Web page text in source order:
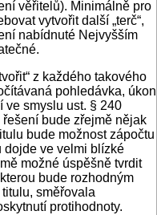
věřitelů). Minimálně pro
vytvořit další „terč“,
nabídnuté Nejvyšším
z každého takového
pohledávka, úkon
ve smyslu ust. § 240
bude zřejmě nějak
bude možnost zápočtu
dojde ve velmi blízké
možné úspěšně tvrdit
bude rozhodným
směřovala
protihodnoty.